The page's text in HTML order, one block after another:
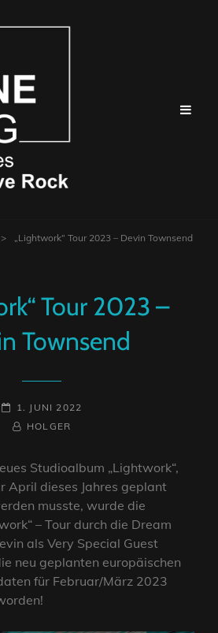
> „Lightwork“ Tour 2023 – Devin Townsend
Tour 2023 –
Townsend
POSTED-
ON
1. JUNI 2022
BY
BYLINEHOLGER
Studioalbum „Lightwork“,
April dieses Jahres geplant
musste, wurde die
– Tour durch die Dream
als Very Special Guest
neu geplanten europäischen
für Februar/März 2023